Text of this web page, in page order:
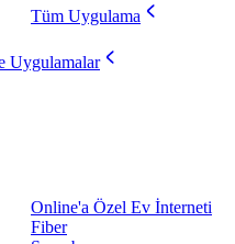
Tüm Uygulama
Uygulamalar
Online'a Özel Ev İnterneti
Fiber